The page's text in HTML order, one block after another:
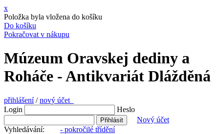
x
Položka byla vložena do košíku
Do košíku
Pokračovat v nákupu
Múzeum Oravskej dediny a
Roháče - Antikvariát Dlážděná
přihlášení/nový účet
Login
Heslo
Nový účet
Vyhledávání: - pokročilé třídění